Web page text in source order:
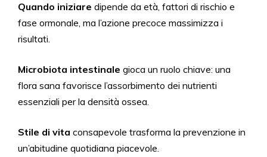
Quando iniziare dipende da età, fattori di rischio e
fase ormonale, ma l’azione precoce massimizza i
risultati.
Microbiota intestinale gioca un ruolo chiave: una
flora sana favorisce l’assorbimento dei nutrienti
essenziali per la densità ossea.
Stile di vita consapevole trasforma la prevenzione in
un’abitudine quotidiana piacevole.